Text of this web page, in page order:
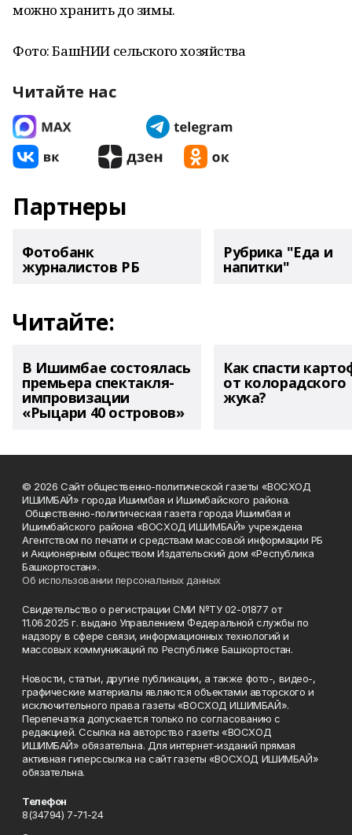
можно хранить до зимы.
Фото: БашНИИ сельского хозяйства
Читайте нас
Партнеры
Фотобанк
журналистов РБ
Рубрика "Еда и
напитки"
Читайте:
В Ишимбае состоялась
премьера спектакля-
импровизации
«Рыцари 40 островов»
Как спасти
от колорадского
жука?
© 2026 Сайт общественно-политической газеты «ВОСХОД
ИШИМБАЙ» города Ишимбая и Ишимбайского района.
Общественно-политическая газета города Ишимбая и
Ишимбайского района «ВОСХОД ИШИМБАЙ» учреждена
Агентством по печати и средствам массовой информации РБ
и Акционерным обществом Издательский дом «Республика
Башкортостан».
Об использовании персональных данных
Свидетельство о регистрации СМИ №ТУ 02-01877 от
11.06.2025 г. выдано Управлением Федеральной службы по
надзору в сфере связи, информационных технологий и
массовых коммуникаций по Республике Башкортостан.
Новости, статьи, другие публикации, а также фото-, видео-,
графические материалы являются объектами авторского и
исключительного права газеты «ВОСХОД ИШИМБАЙ».
Перепечатка допускается только по согласованию с
редакцией. Ссылка на авторство газеты «ВОСХОД
ИШИМБАЙ» обязательна. Для интернет-изданий прямая
активная гиперссылка на сайт газеты «ВОСХОД ИШИМБАЙ»
обязательна.
Телефон
8(34794) 7-71-24